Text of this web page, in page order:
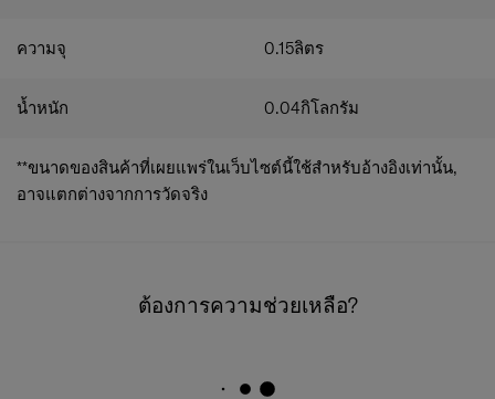
ความจุ 0.15ลิตร
น้ำหนัก 0.04กิโลกรัม
**ขนาดของสินค้าที่เผยแพร่ในเว็บไซต์นี้ใช้สำหรับอ้างอิงเท่านั้น,
อาจแตกต่างจากการวัดจริง
ต้องการความช่วยเหลือ?